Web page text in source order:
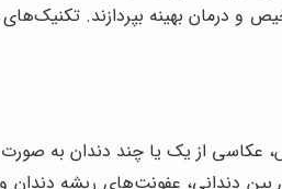
و درمان بهینه بپردازند. تکنیک‌های
عکاسی از یک یا چند دندان به
بین دندانی، عفونت‌های ریشه